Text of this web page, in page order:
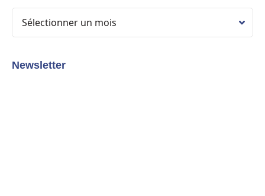
Newsletter